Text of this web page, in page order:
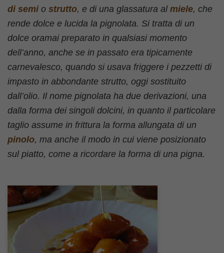
di semi o strutto, e di una glassatura al miele, che
rende dolce e lucida la pignolata. Si tratta di un
dolce oramai preparato in qualsiasi momento
dell’anno, anche se in passato era tipicamente
carnevalesco, quando si usava friggere i pezzetti di
impasto in abbondante strutto, oggi sostituito
dall’olio. Il nome pignolata ha due derivazioni, una
dalla forma dei singoli dolcini, in quanto il particolare
taglio assume in frittura la forma allungata di un
pinolo, ma anche il modo in cui viene posizionato
sul piatto, come a ricordare la forma di una pigna.